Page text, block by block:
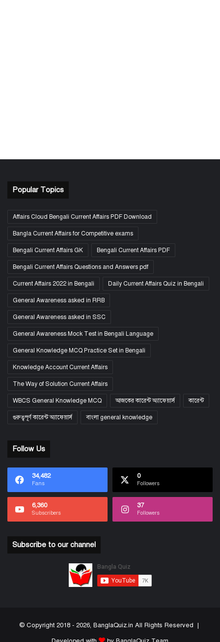
Popular Topics
Affairs Cloud Bengali Current Affairs PDF Download
Bangla Current Affairs for Competitive exams
Bengali Current Affairs GK Bengali Current Affairs PDF
Bengali Current Affairs Questions and Answers pdf
Current Affairs 2022 in Bengali Daily Current Affairs Quiz in Bengali
General Awareness asked in RRB
General Awareness asked in SSC
General Awareness Mock Test in Bengali Language
General Knowledge MCQ Practice Set in Bengali
Knowledge Account Current Affairs
The Way of Solution Current Affairs
WBCS General Knowledge MCQ আজকের কারেন্ট অ্যাফেয়ার্স কারেন্ট
গুরুত্বপূর্ণ কারেন্ট অ্যাফেয়ার্স বাংলা general knowledge
Follow Us
34,482
Fans
0
Followers
6,360
Subscribers
37
Followers
Subscribe to our channel
© Copyright 2018 - 2026, BanglaQuiz.in All Rights Reserved |